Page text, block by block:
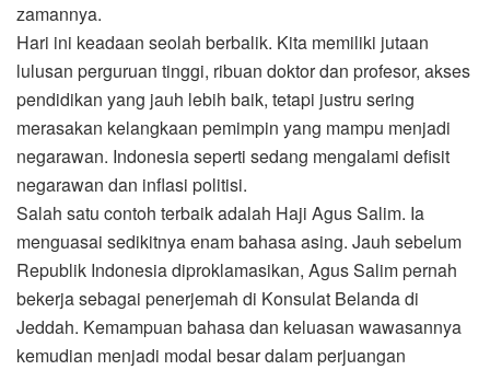
zamannya.
Hari ini keadaan seolah berbalik. Kita memiliki jutaan
lulusan perguruan tinggi, ribuan doktor dan profesor, akses
pendidikan yang jauh lebih baik, tetapi justru sering
merasakan kelangkaan pemimpin yang mampu menjadi
negarawan. Indonesia seperti sedang mengalami defisit
negarawan dan inflasi politisi.
Salah satu contoh terbaik adalah Haji Agus Salim. Ia
menguasai sedikitnya enam bahasa asing. Jauh sebelum
Republik Indonesia diproklamasikan, Agus Salim pernah
bekerja sebagai penerjemah di Konsulat Belanda di
Jeddah. Kemampuan bahasa dan keluasan wawasannya
kemudian menjadi modal besar dalam perjuangan